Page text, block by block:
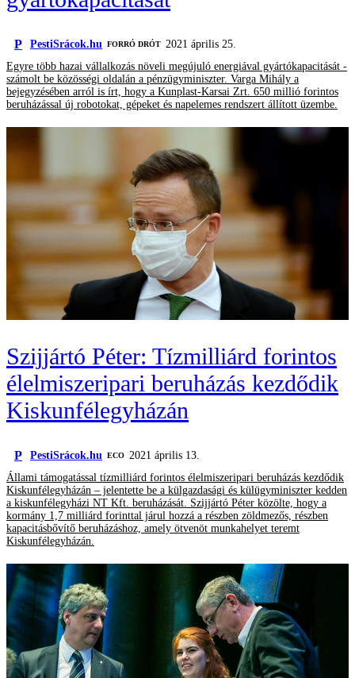
P PestiSrácok.hu FORRÓ DRÓT
2021 április 25.
Egyre több hazai vállalkozás növeli megújuló energiával gyártókapacitását -
számolt be közösségi oldalán a pénzügyminiszter. Varga Mihály a
bejegyzésében arról is írt, hogy a Kunplast-Karsai Zrt. 650 millió forintos
beruházással új robotokat, gépeket és napelemes rendszert állított üzembe.
Szijjártó Péter: Tízmilliárd forintos
élelmiszeripari beruházás kezdődik
Kiskunfélegyházán
P PestiSrácok.hu ECO
2021 április 13.
Állami támogatással tízmilliárd forintos élelmiszeripari beruházás kezdődik
Kiskunfélegyházán – jelentette be a külgazdasági és külügyminiszter kedden
a kiskunfélegyházi NT Kft. beruházását. Szijjártó Péter közölte, hogy a
kormány 1,7 milliárd forinttal járul hozzá a részben zöldmezős, részben
kapacitásbővítő beruházáshoz, amely ötvenöt munkahelyet teremt
Kiskunfélegyházán.